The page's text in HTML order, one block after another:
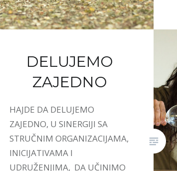
DELUJEMO
ZAJEDNO
HAJDE DA DELUJEMO
ZAJEDNO, U SINERGIJI SA
STRUČNIM ORGANIZACIJAMA,
INICIJATIVAMA I
UDRUŽENJIMA, DA UČINIMO